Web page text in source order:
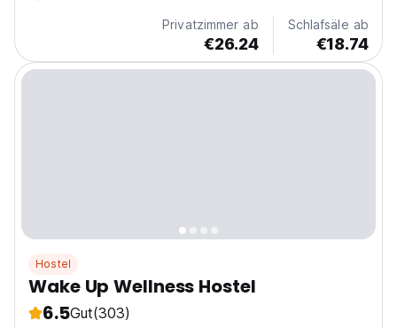
Privatzimmer ab
€26.24
Schlafsäle ab
€18.74
Hostel
Wake Up Wellness Hostel
6.5Gut(303)